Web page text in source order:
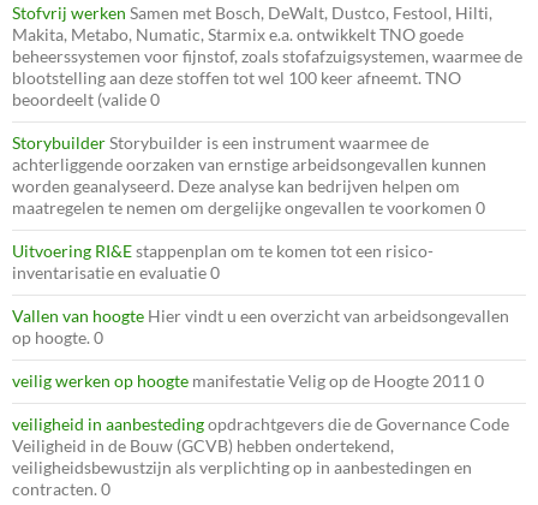
Stofvrij werken Samen met Bosch, DeWalt, Dustco, Festool, Hilti,
Makita, Metabo, Numatic, Starmix e.a. ontwikkelt TNO goede
beheerssystemen voor fijnstof, zoals stofafzuigsystemen, waarmee de
blootstelling aan deze stoffen tot wel 100 keer afneemt. TNO
beoordeelt (valide 0
StorybuilderStorybuilder is een instrument waarmee de
achterliggende oorzaken van ernstige arbeidsongevallen kunnen
worden geanalyseerd. Deze analyse kan bedrijven helpen om
maatregelen te nemen om dergelijke ongevallen te voorkomen 0
Uitvoering RI&Estappenplan om te komen tot een risico-
inventarisatie en evaluatie 0
Vallen van hoogte Hier vindt u een overzicht van arbeidsongevallen
op hoogte. 0
veilig werken op hoogte manifestatie Velig op de Hoogte 2011 0
veiligheid in aanbestedingopdrachtgevers die de Governance Code
Veiligheid in de Bouw (GCVB) hebben ondertekend,
veiligheidsbewustzijn als verplichting op in aanbestedingen en
contracten. 0